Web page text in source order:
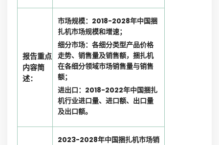
报告重点
内容简
述：
市场规模：2018-2028年中国捆
扎机市场规模和增速；
细分市场：各细分类型产品价格
走势、销售量及销售额，捆扎机
在各细分领域市场销售量与销售
额；
进出口：2018-2022年中国捆扎
机行业进口量、进口额、出口量
及出口额。
2023-2028年中国捆扎机市场销